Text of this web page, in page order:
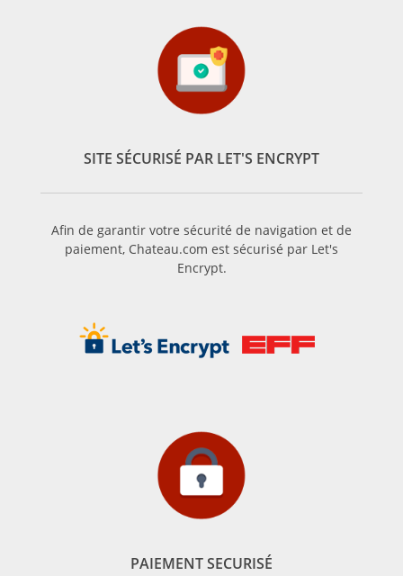
SITE SÉCURISÉ PAR LET'S ENCRYPT
Afin de garantir votre sécurité de navigation et de
paiement, Chateau.com est sécurisé par Let's
Encrypt.
PAIEMENT SECURISÉ